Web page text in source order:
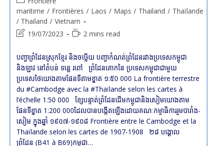
category:
maritime / Frontières / Laos / Maps / Thailand / Thaïlande
/ Thailand / Vietnam
Post
modified:
19/07/2023
Reading2 mins read
បញ្ហាព្រំដែនស្រុកខ្មែរ និងចឞ្លើយ បញ្ហាកំណត់ព្រំដែនរវាងប្រទេសកម្ពុជា
និងឡាវ នៅតំបន់ ទន្លេ រពៅ ព្រំដែនគោកនៃ ប្រទេសកម្ពុជាជាមួយ
ប្រទេសថៃយោងតាមផែនទីតាមខ្នាត ១:៥0 000 La frontière terrestre
du #Cambodge avec la #Thaïlande selon les cartes à
l’échelle 1:50 000 ខ្សែបន្ទាត់ព្រំដែនដើមកម្ពុជានិងសៀមយោងតាម
ផែនទីខ្នាត 1:200 000ដែលបានបង្កើតឡើងដោយគណៈកម្មាធិការរួមបារាំង-
សៀម ក្នុងឆ្នាំ ១៩០៧-១៩០៨ Frontière entre le Cambodge et la
Thaïlande selon les cartes de 1907-1908 ២៨ បង្គោល
ព្រំដែន (B41 à B69)កម្ពុជា…